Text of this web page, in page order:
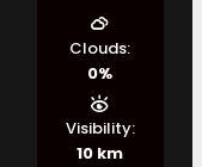
Clouds:
0%
Visibility:
10 km